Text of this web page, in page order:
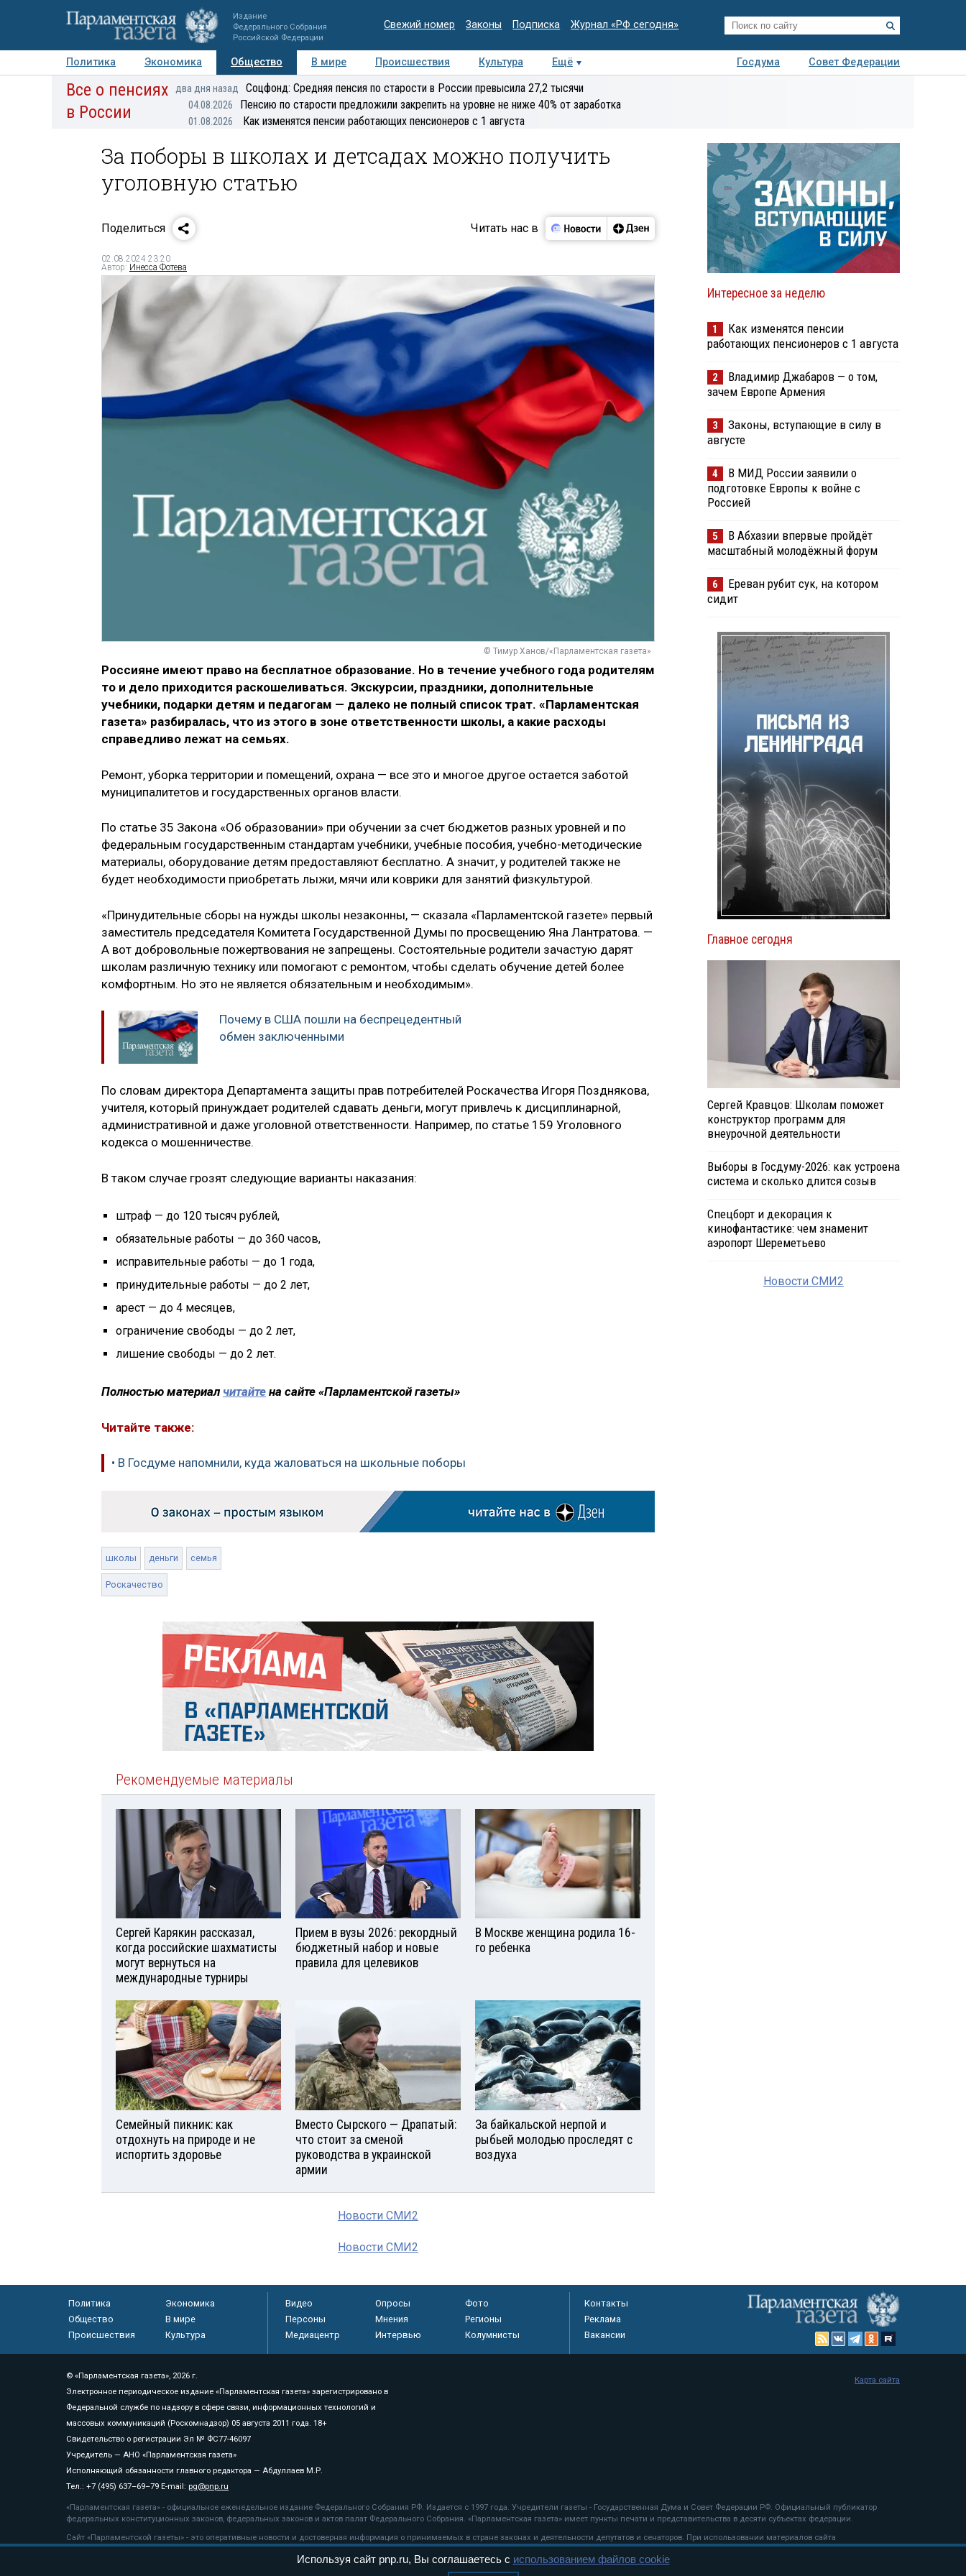
Издание
Федерального Собрания
Российской Федерации
Свежий номер Законы Подписка Журнал «РФ сегодня»
Политика Экономика Общество В мире Происшествия Культура Ещё Госдума
Совет Федерации
Авторы Персоны Мнения Регионы Медиацентр Интервью Колумнисты
Все о пенсиях
в России
два дня назад Соцфонд: Средняя пенсия по старости в России превысила 27,2 тысячи
04.08.2026 Пенсию по старости предложили закрепить на уровне не ниже 40% от заработка
01.08.2026 Как изменятся пенсии работающих пенсионеров с 1 августа
За поборы в школах и детсадах можно получить
уголовную статью
Поделиться Читать нас в
02.08.2024 23:20
Автор: Инесса Фотева
© Тимур Ханов/«Парламентская газета»
Россияне имеют право на бесплатное образование. Но в течение учебного года родителям
то и дело приходится раскошеливаться. Экскурсии, праздники, дополнительные
учебники, подарки детям и педагогам — далеко не полный список трат. «Парламентская
газета» разбиралась, что из этого в зоне ответственности школы, а какие расходы
справедливо лежат на семьях.
Ремонт, уборка территории и помещений, охрана — все это и многое другое остается заботой
муниципалитетов и государственных органов власти.
По статье 35 Закона «Об образовании» при обучении за счет бюджетов разных уровней и по
федеральным государственным стандартам учебники, учебные пособия, учебно-методические
материалы, оборудование детям предоставляют бесплатно. А значит, у родителей также не
будет необходимости приобретать лыжи, мячи или коврики для занятий физкультурой.
«Принудительные сборы на нужды школы незаконны, — сказала «Парламентской газете» первый
заместитель председателя Комитета Государственной Думы по просвещению Яна Лантратова. —
А вот добровольные пожертвования не запрещены. Состоятельные родители зачастую дарят
школам различную технику или помогают с ремонтом, чтобы сделать обучение детей более
комфортным. Но это не является обязательным и необходимым».
Почему в США пошли на беспрецедентный
обмен заключенными
По словам директора Департамента защиты прав потребителей Роскачества Игоря Позднякова,
учителя, который принуждает родителей сдавать деньги, могут привлечь к дисциплинарной,
административной и даже уголовной ответственности. Например, по статье 159 Уголовного
кодекса о мошенничестве.
В таком случае грозят следующие варианты наказания:
штраф — до 120 тысяч рублей,
обязательные работы — до 360 часов,
исправительные работы — до 1 года,
принудительные работы — до 2 лет,
арест — до 4 месяцев,
ограничение свободы — до 2 лет,
лишение свободы — до 2 лет.
Полностью материал читайте на сайте «Парламентской газеты»
Читайте также:
• В Госдуме напомнили, куда жаловаться на школьные поборы
школы деньги семья
Роскачество
Рекомендуемые материалы
Сергей Карякин рассказал,
когда российские шахматисты
могут вернуться на
международные турниры
Прием в вузы 2026: рекордный
бюджетный набор и новые
правила для целевиков
В Москве женщина родила 16-
го ребенка
Семейный пикник: как
отдохнуть на природе и не
испортить здоровье
Вместо Сырского — Драпатый:
что стоит за сменой
руководства в украинской
армии
За байкальской нерпой и
рыбьей молодью проследят с
воздуха
Новости СМИ2
Новости СМИ2
Интересное за неделю
1
Как изменятся пенсии
работающих пенсионеров с 1 августа
2
Владимир Джабаров — о том,
зачем Европе Армения
3
Законы, вступающие в силу в
августе
4
В МИД России заявили о
подготовке Европы к войне с
Россией
5
В Абхазии впервые пройдёт
масштабный молодёжный форум
6
Ереван рубит сук, на котором
сидит
Главное сегодня
Сергей Кравцов: Школам поможет
конструктор программ для
внеурочной деятельности
Выборы в Госдуму-2026: как устроена
система и сколько длится созыв
Спецборт и декорация к
кинофантастике: чем знаменит
аэропорт Шереметьево
Новости СМИ2
Политика
Экономика
Общество
В мире
Происшествия
Культура
Видео Опросы
Фото
Персоны
Мнения
Регионы
Медиацентр
Интервью Колумнисты
Контакты
Реклама
Вакансии
© «Парламентская газета», 2026 г.
Электронное периодическое издание «Парламентская газета» зарегистрировано в
Федеральной службе по надзору в сфере связи, информационных технологий и
массовых коммуникаций (Роскомнадзор) 05 августа 2011 года. 18+
Свидетельство о регистрации Эл № ФС77-46097
Учредитель — АНО «Парламентская газета»
Исполняющий обязанности главного редактора — Абдуллаев М.Р.
Тел.: +7 (495) 637–69–79 E-mail: pg@pnp.ru
«Парламентская газета» - официальное еженедельное издание Федерального Собрания РФ. Издается с 1997 года. Учредители газеты - Государственная Дума и Совет Федерации РФ. Официальный публикатор
федеральных конституционных законов, федеральных законов и актов палат Федерального Собрания. «Парламентская газета» имеет пункты печати и представительства в десяти субъектах федерации.
Сайт «Парламентской газеты» - это оперативные новости и достоверная информация о принимаемых в стране законах и деятельности депутатов и сенаторов. При использовании материалов сайта
«Парламентской газеты» активная ссылка на pnp.ru обязательна.
рекомендательные технологии
Карта сайта
Используя сайт pnp.ru, Вы соглашаетесь с использованием файлов cookie